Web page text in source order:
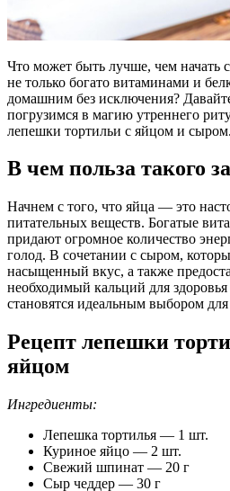
Что может быть лучше, чем начать
не только богато витаминами и
домашним без исключения?
погрузимся в магию утреннего
лепешки тортильи с яйцом и сыром.
В чем польза такого
Начнем с того, что яйца — это
питательных веществ. Богатые
придают огромное количество
голод. В сочетании с сыром,
насыщенный вкус, а также
необходимый кальций для здоровья
становятся идеальным выбором для
Рецепт лепешки
яйцом
Ингредиенты:
Лепешка тортилья — 1 шт.
Куриное яйцо — 2 шт.
Свежий шпинат — 20 г
Сыр чеддер — 30 г